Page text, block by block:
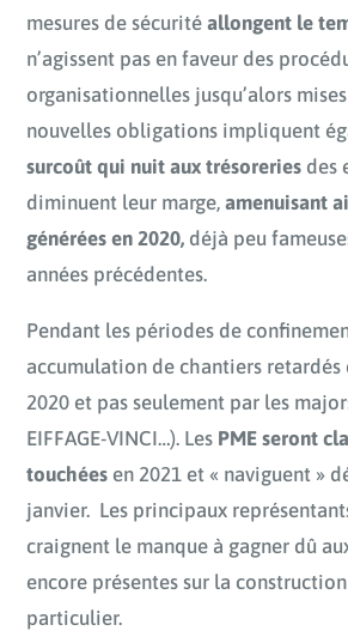
mesures de sécurité allongent le
n’agissent pas en faveur des
organisationnelles jusqu’alors
nouvelles obligations impliquent
surcoût qui nuit aux trésoreries des
diminuent leur marge,amenuisant
générées en 2020, déjà peu
années précédentes.
Pendant les périodes de
accumulation de chantiers retardés
2020 et pas seulement par les
EIFFAGE-VINCI…). Les PME seront
touchées en 2021 et « naviguent »
janvier. Les principaux
craignent le manque à gagner dû
encore présentes sur la
particulier.